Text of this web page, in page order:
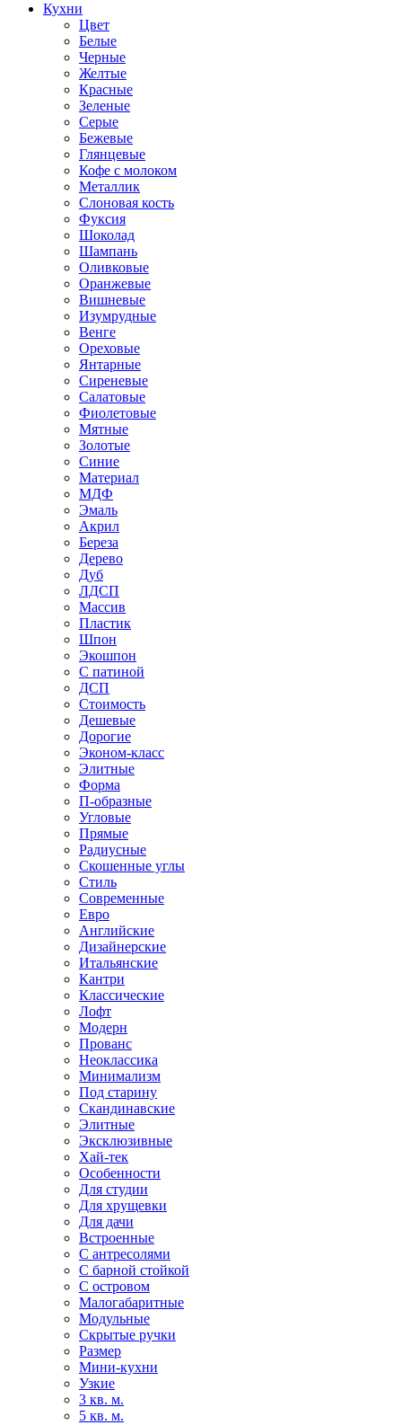
Кухни
Цвет
Белые
Черные
Желтые
Красные
Зеленые
Серые
Бежевые
Глянцевые
Кофе с молоком
Металлик
Слоновая кость
Фуксия
Шоколад
Шампань
Оливковые
Оранжевые
Вишневые
Изумрудные
Венге
Ореховые
Янтарные
Сиреневые
Салатовые
Фиолетовые
Мятные
Золотые
Синие
Материал
МДФ
Эмаль
Акрил
Береза
Дерево
Дуб
ЛДСП
Массив
Пластик
Шпон
Экошпон
С патиной
ДСП
Стоимость
Дешевые
Дорогие
Эконом-класс
Элитные
Форма
П-образные
Угловые
Прямые
Радиусные
Скошенные углы
Стиль
Современные
Евро
Английские
Дизайнерские
Итальянские
Кантри
Классические
Лофт
Модерн
Прованс
Неоклассика
Минимализм
Под старину
Скандинавские
Элитные
Эксклюзивные
Хай-тек
Особенности
Для студии
Для хрущевки
Для дачи
Встроенные
С антресолями
С барной стойкой
С островом
Малогабаритные
Модульные
Скрытые ручки
Размер
Мини-кухни
Узкие
3 кв. м.
5 кв. м.